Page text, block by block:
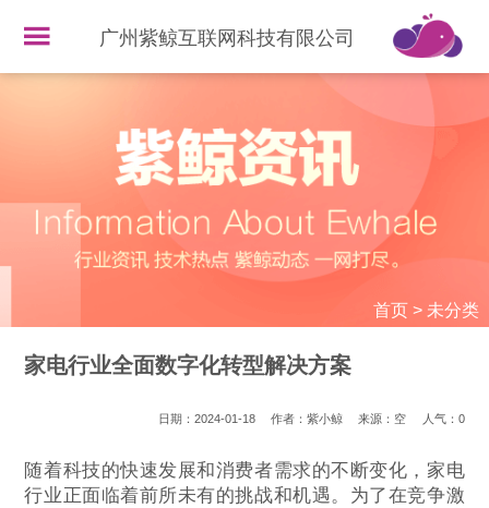
广州紫鲸互联网科技有限公司
首页> 未分类
家电行业全面数字化转型解决方案
日期：2024-01-18 作者：紫小鲸 来源：空 人气： 0
随着科技的快速发展和消费者需求的不断变化，家电
行业正面临着前所未有的挑战和机遇。为了在竞争激